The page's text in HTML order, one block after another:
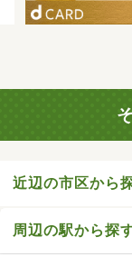
近辺の市区から
周辺の駅から探